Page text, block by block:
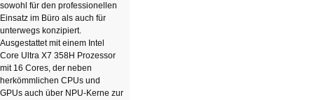
sowohl für den professionellen
Einsatz im Büro als auch für
unterwegs konzipiert.
Ausgestattet mit einem Intel
Core Ultra X7 358H Prozessor
mit 16 Cores, der neben
herkömmlichen CPUs und
GPUs auch über NPU-Kerne zur